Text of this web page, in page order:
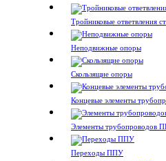
Тройниковые ответвления
Неподвижные опоры
Скользящие опоры
Концевые элементы
Элементы трубопроводов
Переходы ППУ